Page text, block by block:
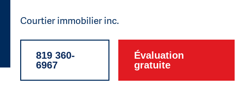
Courtier immobilier inc.
819 360-
6967
Évaluation
gratuite